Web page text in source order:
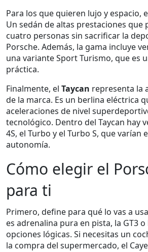
Para los que quieren lujo y espacio,
Un sedán de altas prestaciones que
cuatro personas sin sacrificar la
Porsche. Además, la gama incluye
una variante Sport Turismo, que es
práctica.
Finalmente, el Taycan representa la
de la marca. Es un berlina eléctrica
aceleraciones de nivel
tecnológico. Dentro del Taycan hay
4S, el Turbo y el Turbo S, que varían
autonomía.
Cómo elegir el
para ti
Primero, define para qué lo vas a
es adrenalina pura en pista, la GT3
opciones lógicas. Si necesitas un
la compra del supermercado, el